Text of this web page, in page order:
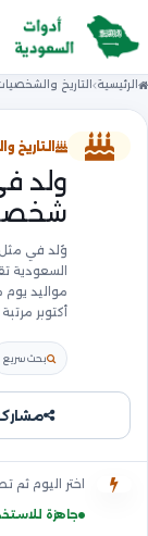
الرئيسية التاريخ
ولد
شخصيات
وُلد في
السعودية
أكتوبر
بحث سريع
اختر اليوم ثم
جاهزة